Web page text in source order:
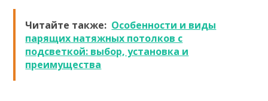
Читайте также: Особенности и виды
парящих натяжных потолков с
подсветкой: выбор, установка и
преимущества